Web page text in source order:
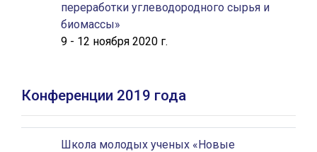
переработки углеводородного сырья и
биомассы»
9 - 12 ноября 2020 г.
Конференции 2019 года
Школа молодых ученых «Новые